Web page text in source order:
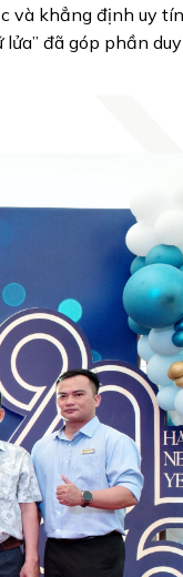
và khẳng định uy
đã góp phần